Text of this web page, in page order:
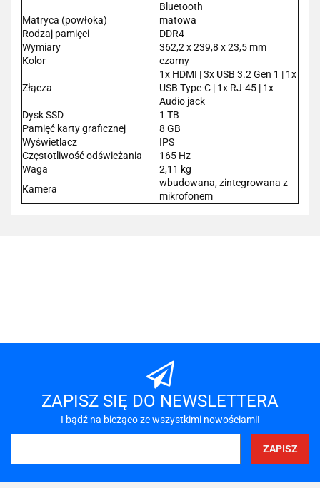
Bluetooth
Matryca (powłoka)
matowa
Rodzaj pamięci
DDR4
Wymiary
362,2 x 239,8 x 23,5 mm
Kolor
czarny
Złącza
1x HDMI | 3x USB 3.2 Gen 1 | 1x
USB Type-C | 1x RJ-45 | 1x
Audio jack
Dysk SSD
1 TB
Pamięć karty graficznej
8 GB
Wyświetlacz
IPS
Częstotliwość odświeżania
165 Hz
Waga
2,11 kg
Kamera
wbudowana, zintegrowana z
mikrofonem
A-LAN
ZAPISZ SIĘ DO NEWSLETTERA
I bądź na bieżąco ze wszystkimi nowościami!